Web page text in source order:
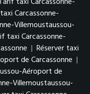
Carcassonne-
Villemoustaussou-
taxi Carcassonne-
| Réserver taxi
de Carcassonne |
Aéroport de
Villemoustaussou-